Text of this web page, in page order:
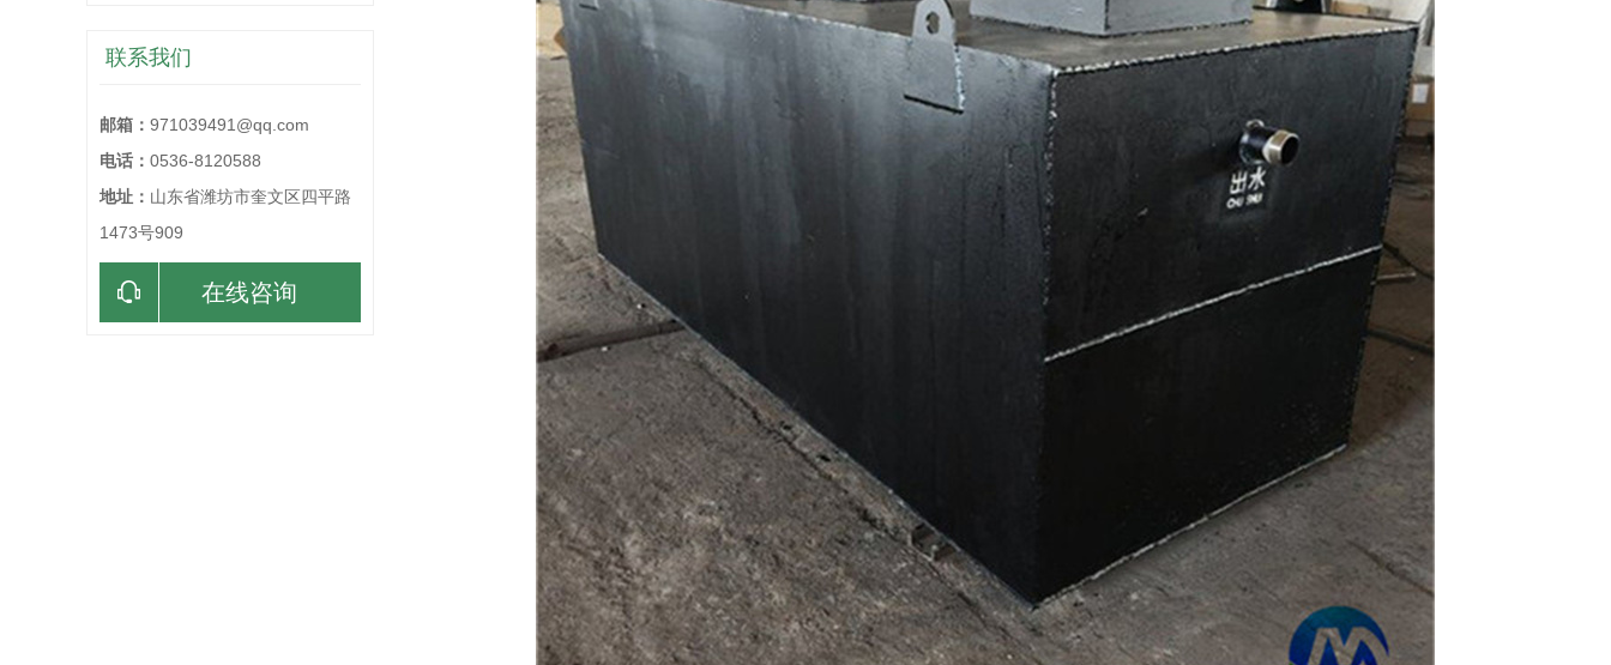
联系我们
邮箱： 971039491@qq.com
电话： 0536-8120588
地址： 山东省潍坊市奎文区四平路
1473号909
在线咨询